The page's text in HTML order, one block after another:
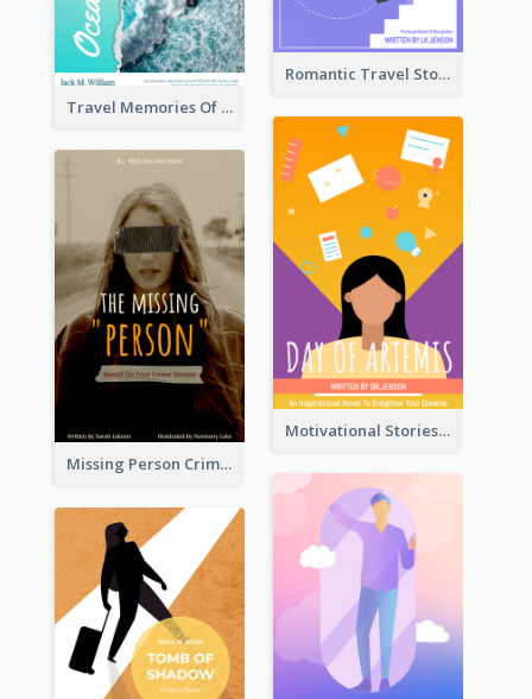
Romantic Travel Story Book Cover
Travel Memories Of Arcadia Book Cover
Motivational Stories Of Artemis Book Cover
Missing Person Crime Novel Book Cover